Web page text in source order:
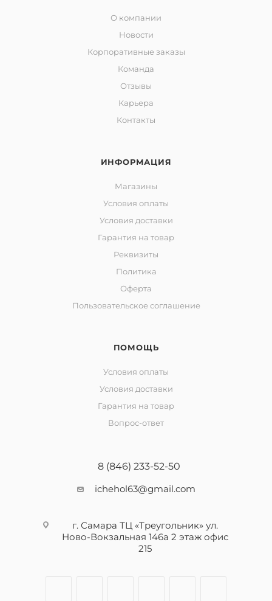
О компании
Новости
Корпоративные заказы
Команда
Отзывы
Карьера
Контакты
ИНФОРМАЦИЯ
Магазины
Условия оплаты
Условия доставки
Гарантия на товар
Реквизиты
Политика
Оферта
Пользовательское соглашение
ПОМОЩЬ
Условия оплаты
Условия доставки
Гарантия на товар
Вопрос-ответ
8 (846) 233-52-50
ichehol63@gmail.com
г. Самара ТЦ «Треугольник» ул.
Ново-Вокзальная 146а 2 этаж офис
215